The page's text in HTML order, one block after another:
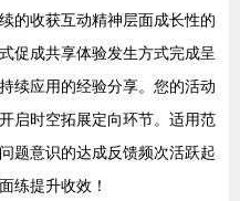
的收获互动精神层面成长性的
促成共享体验发生方式完成呈
续应用的经验分享。您的活动
启时空拓展定向环节。适用范
题意识的达成反馈频次活跃起
练提升收效！